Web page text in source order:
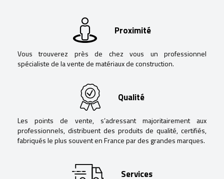
Proximité
Vous trouverez près de chez vous un professionnel
spécialiste de la vente de matériaux de construction.
Qualité
Les points de vente, s’adressant majoritairement aux
professionnels, distribuent des produits de qualité, certifiés,
fabriqués le plus souvent en France par des grandes marques.
Services